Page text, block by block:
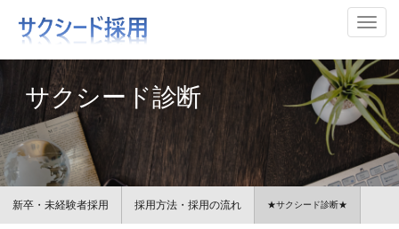
ナ
サクシード診断
新卒・未経験者採用 採用方法・採用の流れ ★サクシード診断★